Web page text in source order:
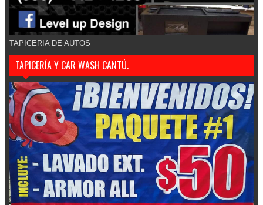
TAPICERIA DE AUTOS
TAPICERÍA Y CAR WASH CANTÚ.